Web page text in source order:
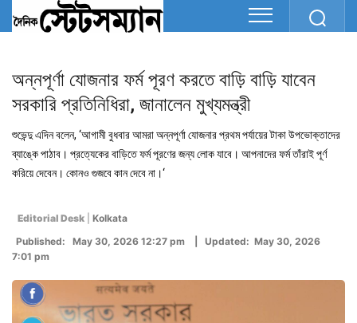
অন্নপূর্ণা যোজনার ফর্ম পূরণ করতে বাড়ি বাড়ি যাবেন
সরকারি প্রতিনিধিরা, জানালেন মুখ্যমন্ত্রী
শুভেন্দু এদিন বলেন, ‘আগামী বুধবার আমরা অন্নপূর্ণা যোজনার প্রথম পর্যায়ের টাকা উপভোক্তাদের
ব্যাঙ্কে পাঠাব। প্রত্যেকের বাড়িতে ফর্ম পূরণের জন্য লোক যাবে। আপনাদের ফর্ম তাঁরাই পূর্ণ
করিয়ে দেবেন। কোনও গুজবে কান দেবে না।‘
Editorial Desk
Kolkata
Published: May 30, 2026 12:27 pm | Updated: May 30, 2026
7:01 pm